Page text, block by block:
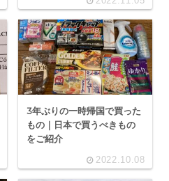
3年ぶりの一時帰国で買った
もの｜日本で買うべきもの
をご紹介
2022.10.08